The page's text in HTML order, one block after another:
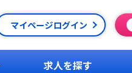
マイページログイン
求人を探す